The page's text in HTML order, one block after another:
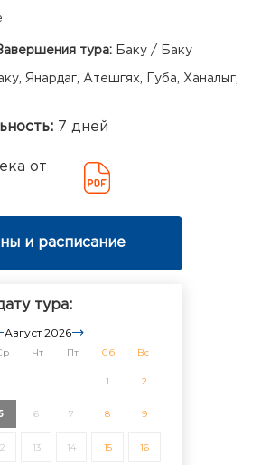
тура: Баку / Баку
Янардаг, Атешгях, Губа, Ханалыг,
7 дней
от
и расписание
тура:
Август 2026
Чт Пт Сб Вс
1 2
6 7 8 9
13 14 15 16